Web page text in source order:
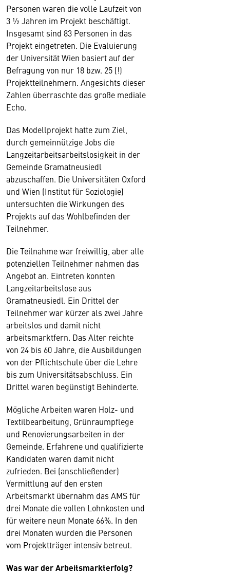
Personen waren die volle Laufzeit von
3 ½ Jahren im Projekt beschäftigt.
Insgesamt sind 83 Personen in das
Projekt eingetreten. Die Evaluierung
der Universität Wien basiert auf der
Befragung von nur 18 bzw. 25 (!)
Projektteilnehmern. Angesichts dieser
Zahlen überraschte das große mediale
Echo.
Das Modellprojekt hatte zum Ziel,
durch gemeinnützige Jobs die
Langzeitarbeitsarbeitslosigkeit in der
Gemeinde Gramatneusiedl
abzuschaffen. Die Universitäten Oxford
und Wien (Institut für Soziologie)
untersuchten die Wirkungen des
Projekts auf das Wohlbefinden der
Teilnehmer.
Die Teilnahme war freiwillig, aber alle
potenziellen Teilnehmer nahmen das
Angebot an. Eintreten konnten
Langzeitarbeitslose aus
Gramatneusiedl. Ein Drittel der
Teilnehmer war kürzer als zwei Jahre
arbeitslos und damit nicht
arbeitsmarktfern. Das Alter reichte
von 24 bis 60 Jahre, die Ausbildungen
von der Pflichtschule über die Lehre
bis zum Universitätsabschluss. Ein
Drittel waren begünstigt Behinderte.
Mögliche Arbeiten waren Holz- und
Textilbearbeitung, Grünraumpflege
und Renovierungsarbeiten in der
Gemeinde. Erfahrene und qualifizierte
Kandidaten waren damit nicht
zufrieden. Bei (anschließender)
Vermittlung auf den ersten
Arbeitsmarkt übernahm das AMS für
drei Monate die vollen Lohnkosten und
für weitere neun Monate 66%. In den
drei Monaten wurden die Personen
vom Projektträger intensiv betreut.
Was war der Arbeitsmarkterfolg?